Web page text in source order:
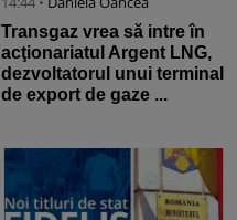
Transgaz vrea să intre în
acţionariatul Argent LNG,
dezvoltatorul unui terminal
de export de gaze ...